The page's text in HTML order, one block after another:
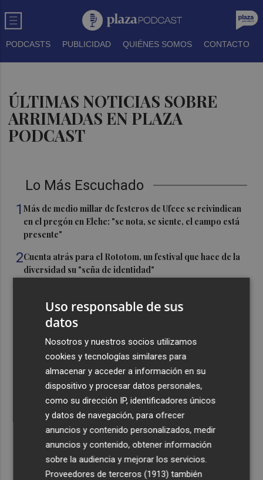
PODCASTS PUBLICIDAD QUIÉNES SOMOS CONTACTO
ÚLTIMAS NOTICIAS SOBRE
ARRIMADAS EN PLAZA
PODCAST
Lo Más Escuchado
1Más de medio millar de festeros de Ufece se reivindican
en el pregón en Elche: "se nota, se siente, el campo está
presente"
2Cuenta atrás para el Rototom, un festival que hace de la
diversidad su "seña de identidad"
de calidad por su atención orientada a las personas
mayores
Cartagena avanza con la modernización de los
Bomberos e impulsa una Ordenanza de Incendios
El Tesoro cierra el martes las subastas de agosto con
una emisión de letras a tres y nueve meses
Recibe toda la actualidad de
Uso responsable de sus
datos
Nosotros y nuestros socios utilizamos
cookies y tecnologías similares para
almacenar y acceder a información en su
dispositivo y procesar datos personales,
como su dirección IP, identificadores únicos
y datos de navegación, para ofrecer
anuncios y contenido personalizados, medir
anuncios y contenido, obtener información
sobre la audiencia y mejorar los servicios.
Proveedores de terceros (1913) también